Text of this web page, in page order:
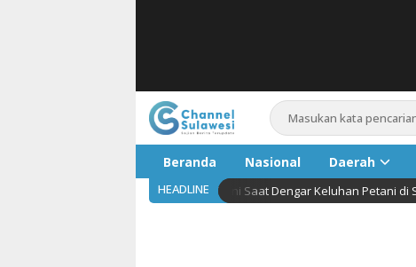
Beranda Nasional Daerah
Pariwisata
HEADLINE
Traktor untuk Kelompok Tani Saat Dengar Keluhan Petani di Sawah